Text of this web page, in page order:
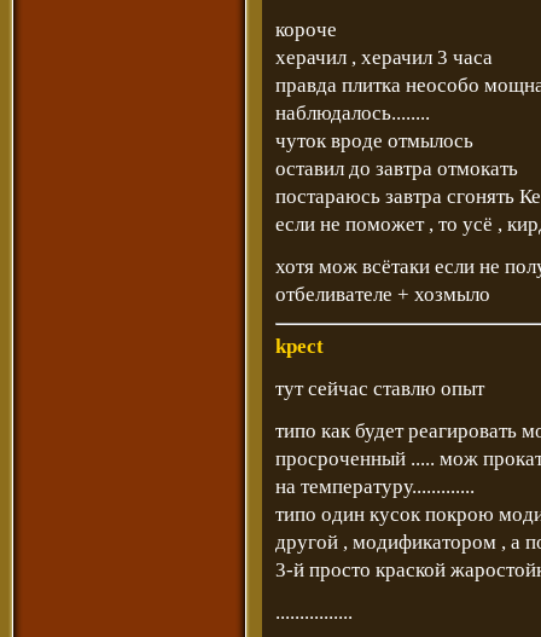
короче
херачил , херачил 3 часа
правда плитка неособо
наблюдалось........
чуток вроде отмылось
оставил до завтра отмокать
постараюсь завтра сгонять
если не поможет , то усё ,
хотя мож всётаки если не
отбеливателе + хозмыло
kpect
тут сейчас ставлю опыт
типо как будет реагировать
просроченный ..... мож
на температуру.............
типо один кусок покрою
другой , модификатором , а
3-й просто краской
................